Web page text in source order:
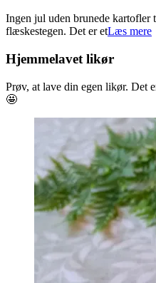
2022-
10-
Ingen jul uden brunede kartofler
flæskestegen. Det er etLæs mere
Hjemmelavet likør
Prøv, at lave din egen likør. Det
🤩